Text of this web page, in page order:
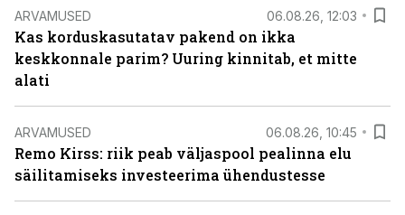
ARVAMUSED 06.08.26, 12:03
Kas korduskasutatav pakend on ikka
keskkonnale parim? Uuring kinnitab, et mitte
alati
ARVAMUSED 06.08.26, 10:45
Remo Kirss: riik peab väljaspool pealinna elu
säilitamiseks investeerima ühendustesse